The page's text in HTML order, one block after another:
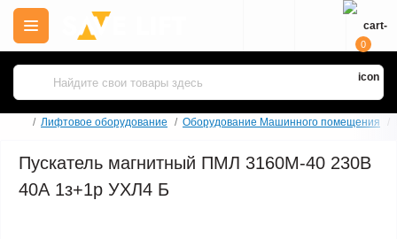
0
Лифтовое оборудование Оборудование Машинного помещения
Пускатель магнитный ПМЛ 3160М-40 230В
40А 1з+1р УХЛ4 Б